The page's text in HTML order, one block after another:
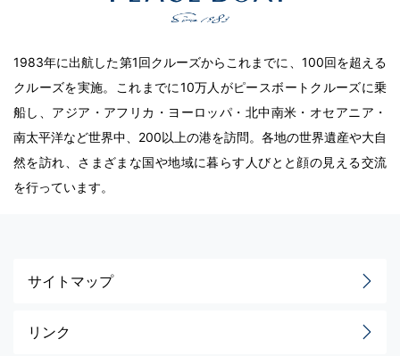
1983年に出航した第1回クルーズからこれまでに、100回を超える
クルーズを実施。これまでに10万人がピースボートクルーズに乗
船し、アジア・アフリカ・ヨーロッパ・北中南米・オセアニア・
南太平洋など世界中、200以上の港を訪問。各地の世界遺産や大自
然を訪れ、さまざまな国や地域に暮らす人びとと顔の見える交流
を行っています。
サイトマップ
リンク